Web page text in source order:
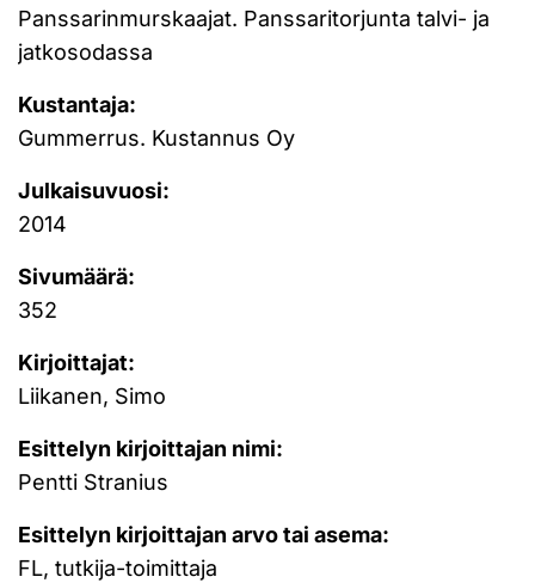
Panssarinmurskaajat. Panssaritorjunta talvi- ja
jatkosodassa
Kustantaja:
Gummerrus. Kustannus Oy
Julkaisuvuosi:
2014
Sivumäärä:
352
Kirjoittajat:
Liikanen, Simo
Esittelyn kirjoittajan nimi:
Pentti Stranius
Esittelyn kirjoittajan arvo tai asema:
FL, tutkija-toimittaja